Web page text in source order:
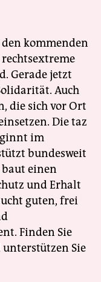
kommenden
Gerade jetzt
Auch
die sich vor Ort
Die taz
im
bundesweit
einen
und Erhalt
guten, frei
Finden Sie
unterstützen Sie